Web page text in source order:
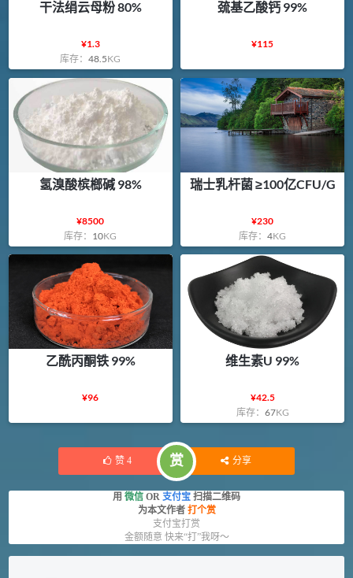
干法绢云母粉 80%
¥1.3
库存：48.5KG
巯基乙酸钙 99%
¥115
氢溴酸槟榔碱 98%
¥8500
库存： 10KG
瑞士乳杆菌 ≥100亿CFU/G
¥230
库存：4KG
乙酰丙酮铁 99%
¥96
维生素U 99%
¥42.5
库存： 67KG
赞 4 赏 分享
用 微信 OR 支付宝 扫描二维码
为本文作者 打个赏
支付宝打赏
金额随意 快来“打”我呀～